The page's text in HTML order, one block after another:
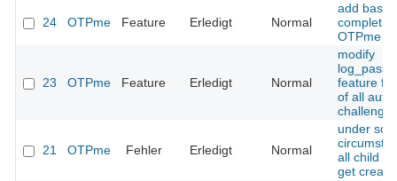
24 OTPme Feature Erledigt Normal
add bash
OTPme
23 OTPme Feature Erledigt Normal
modify
feature
of all auth
21 OTPme Fehler Erledigt Normal
under
all child
get